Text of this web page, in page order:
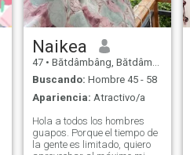
Naikea
47 • Bătdâmbâng, Bătdâmbâng, Cambolla
Buscando: Hombre 45 - 58
Apariencia: Atractivo/a
Hola a todos los hombres
guapos. Porque el tiempo de
la gente es limitado, quiero